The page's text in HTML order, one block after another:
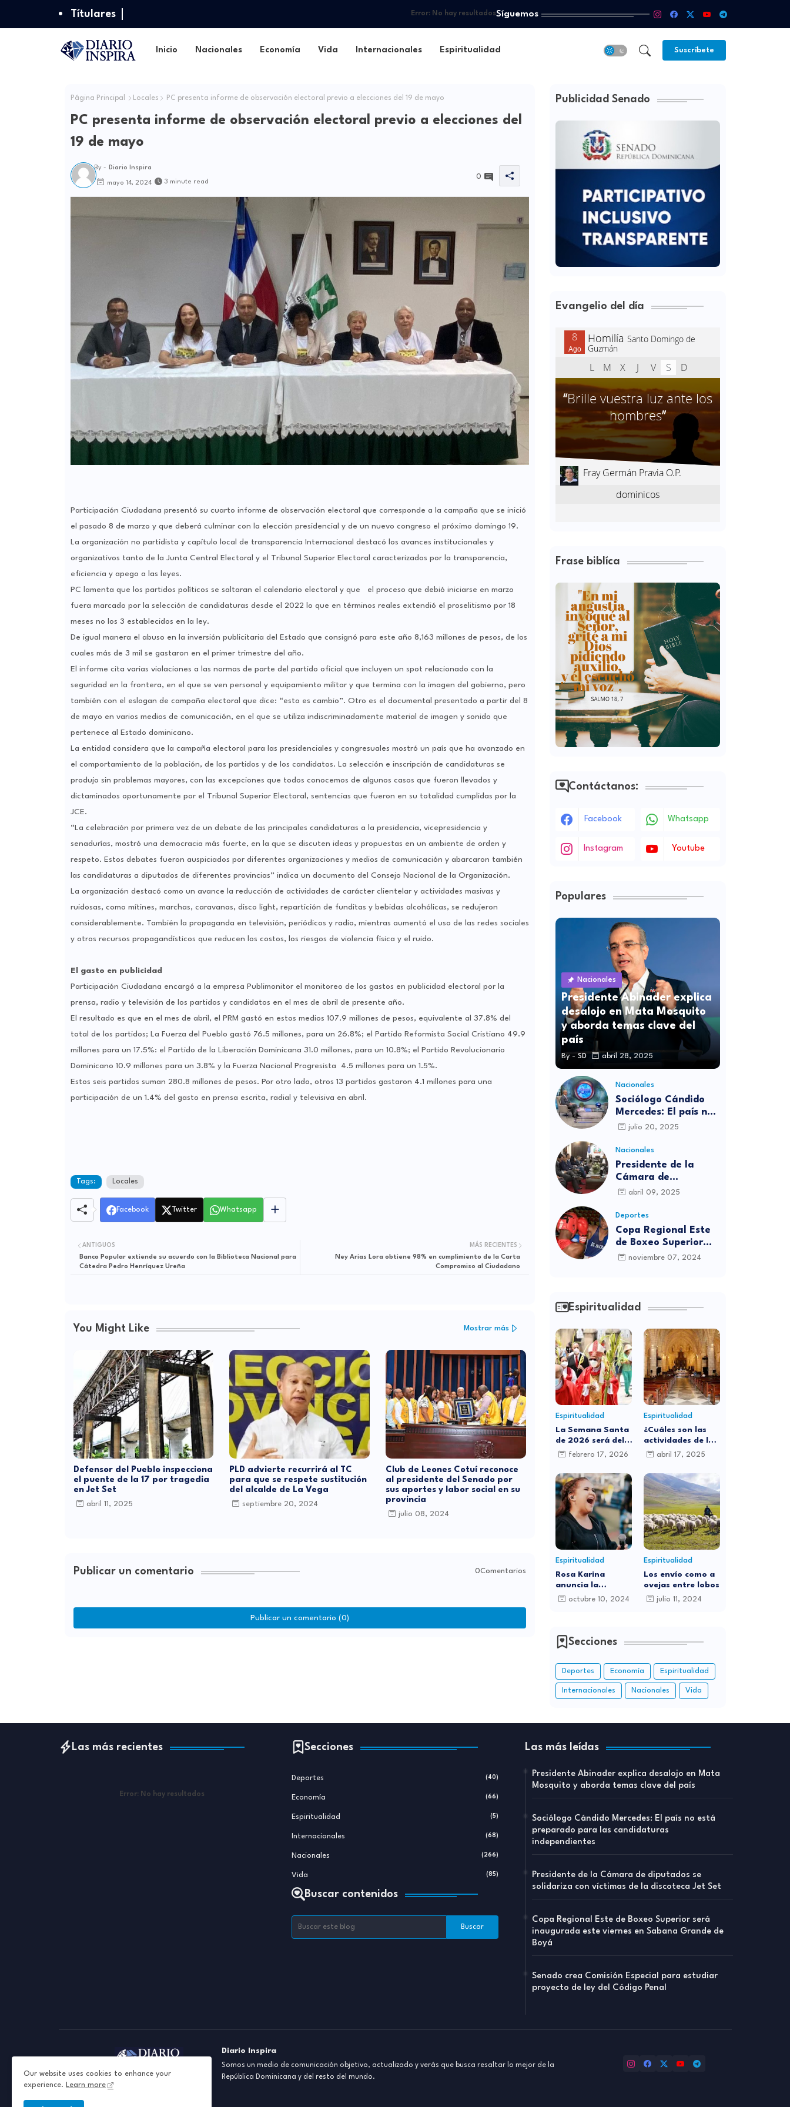
Títulares Error:No hay resultadosSíguemos
Inicio Nacionales Economía Vida Internacionales Espiritualidad Suscríbete
Página Principal Locales PC presenta informe de observación electoral previo a elecciones del 19 de mayo
PC presenta informe de observación electoral previo a elecciones del
19 de mayo
By - Diario Inspira
mayo 14, 2024 3 minute read
0
Participación Ciudadana presentó su cuarto informe de observación electoral que corresponde a la campaña que se inició
el pasado 8 de marzo y que deberá culminar con la elección presidencial y de un nuevo congreso el próximo domingo 19.
La organización no partidista y capítulo local de transparencia Internacional destacó los avances institucionales y
organizativos tanto de la Junta Central Electoral y el Tribunal Superior Electoral caracterizados por la transparencia,
eficiencia y apego a las leyes.
PC lamenta que los partidos políticos se saltaran el calendario electoral y que el proceso que debió iniciarse en marzo
fuera marcado por la selección de candidaturas desde el 2022 lo que en términos reales extendió el proselitismo por 18
meses no los 3 establecidos en la ley.
De igual manera el abuso en la inversión publicitaria del Estado que consignó para este año 8,163 millones de pesos, de los
cuales más de 3 mil se gastaron en el primer trimestre del año.
El informe cita varias violaciones a las normas de parte del partido oficial que incluyen un spot relacionado con la
seguridad en la frontera, en el que se ven personal y equipamiento militar y que termina con la imagen del gobierno, pero
también con el eslogan de campaña electoral que dice: “esto es cambio”. Otro es el documental presentado a partir del 8
de mayo en varios medios de comunicación, en el que se utiliza indiscriminadamente material de imagen y sonido que
pertenece al Estado dominicano.
La entidad considera que la campaña electoral para las presidenciales y congresuales mostró un país que ha avanzado en
el comportamiento de la población, de los partidos y de los candidatos. La selección e inscripción de candidaturas se
produjo sin problemas mayores, con las excepciones que todos conocemos de algunos casos que fueron llevados y
dictaminados oportunamente por el Tribunal Superior Electoral, sentencias que fueron en su totalidad cumplidas por la
JCE.
“La celebración por primera vez de un debate de las principales candidaturas a la presidencia, vicepresidencia y
senadurías, mostró una democracia más fuerte, en la que se discuten ideas y propuestas en un ambiente de orden y
respeto. Estos debates fueron auspiciados por diferentes organizaciones y medios de comunicación y abarcaron también
las candidaturas a diputados de diferentes provincias” indica un documento del Consejo Nacional de la Organización.
La organización destacó como un avance la reducción de actividades de carácter clientelar y actividades masivas y
ruidosas, como mítines, marchas, caravanas, disco light, repartición de funditas y bebidas alcohólicas, se redujeron
considerablemente. También la propaganda en televisión, periódicos y radio, mientras aumentó el uso de las redes sociales
y otros recursos propagandísticos que reducen los costos, los riesgos de violencia física y el ruido.
El gasto en publicidad
Participación Ciudadana encargó a la empresa Publimonitor el monitoreo de los gastos en publicidad electoral por la
prensa, radio y televisión de los partidos y candidatos en el mes de abril de presente año.
El resultado es que en el mes de abril, el PRM gastó en estos medios 107.9 millones de pesos, equivalente al 37.8% del
total de los partidos; La Fuerza del Pueblo gastó 76.5 millones, para un 26.8%; el Partido Reformista Social Cristiano 49.9
millones para un 17.5%: el Partido de la Liberación Dominicana 31.0 millones, para un 10.8%; el Partido Revolucionario
Dominicano 10.9 millones para un 3.8% y la Fuerza Nacional Progresista 4.5 millones para un 1.5%.
Estos seis partidos suman 280.8 millones de pesos. Por otro lado, otros 13 partidos gastaron 4.1 millones para una
participación de un 1.4% del gasto en prensa escrita, radial y televisiva en abril.
Tags: Locales
Facebook Twitter Whatsapp
MÁS RECIENTES
Ney Arias Lora obtiene 98% en cumplimiento de la Carta
Compromiso al Ciudadano
ANTIGUOS
Banco Popular extiende su acuerdo con la Biblioteca Nacional para
Cátedra Pedro Henríquez Ureña
You Might Like Mostrar más
Defensor del Pueblo inspecciona
el puente de la 17 por tragedia
en Jet Set
abril 11, 2025
PLD advierte recurrirá al TC
para que se respete sustitución
del alcalde de La Vega
septiembre 20, 2024
Club de Leones Cotuí reconoce
al presidente del Senado por
sus aportes y labor social en su
provincia
julio 08, 2024
Publicar un comentario 0Comentarios
Publicar un comentario (0)
Publicidad Senado
Evangelio del día
Frase biblíca
Contáctanos:
Facebook Whatsapp
Instagram Youtube
Populares
Nacionales
Presidente Abinader explica
desalojo en Mata Mosquito
y aborda temas clave del
país
By - SD abril 28, 2025
Nacionales
Sociólogo Cándido
Mercedes: El país no
está preparado para
independientes
julio 20, 2025
Nacionales
Presidente de la
Cámara de
diputados se
víctimas de la
discoteca Jet Set
abril 09, 2025
Deportes
Copa Regional Este
de Boxeo Superior
será inaugurada este
noviembre 07, 2024
Espiritualidad
Espiritualidad
La Semana Santa
de 2026 será del
29 de marzo al 5
cambia de fecha
cada año?
febrero 17, 2026
Espiritualidad
¿Cuáles son las
actividades de la
iglesia católica
Santo?
abril 17, 2025
Espiritualidad
Rosa Karina
anuncia la
celebración de sus
Concierto en
Santo Domingo
octubre 10, 2024
Espiritualidad
Los envío como a
ovejas entre lobos
julio 11, 2024
Secciones
Deportes Economía Espiritualidad
Internacionales Nacionales Vida
Las más recientes
Error: No hay resultados
Secciones
Deportes (40)
Economía (66)
Espiritualidad (5)
Internacionales (68)
Nacionales (266)
Vida (85)
Buscar contenidos
Las más leídas
Presidente Abinader explica desalojo en Mata
Mosquito y aborda temas clave del país
Sociólogo Cándido Mercedes: El país no está
preparado para las candidaturas
independientes
Presidente de la Cámara de diputados se
solidariza con víctimas de la discoteca Jet Set
Copa Regional Este de Boxeo Superior será
inaugurada este viernes en Sabana Grande de
Boyá
Senado crea Comisión Especial para estudiar
proyecto de ley del Código Penal
Diario Inspira
Somos un medio de comunicación objetivo, actualizado y verás que busca resaltar lo mejor de la
República Dominicana y del resto del mundo.
Our website uses cookies to enhance your
experience. Learn more